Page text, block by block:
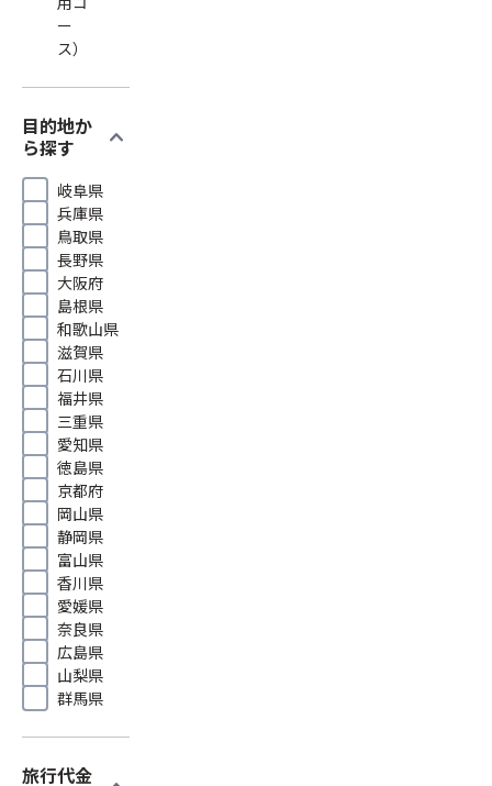
ー
ス）
目的地か
ら探す
expand_more
岐阜県
兵庫県
鳥取県
長野県
大阪府
島根県
和歌山県
滋賀県
石川県
福井県
三重県
愛知県
徳島県
京都府
岡山県
静岡県
富山県
香川県
愛媛県
奈良県
広島県
山梨県
群馬県
旅行代金